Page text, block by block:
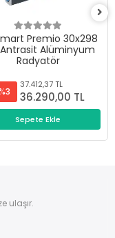
Premio 30x298
Alüminyum
Radyatör
37.412,37 TL
36.290,00 TL
Sepete Ekle
ulaşır.